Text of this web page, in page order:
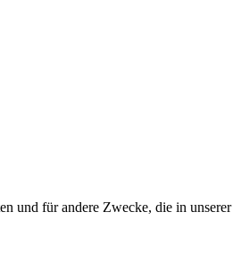
und für andere Zwecke, die in unserer